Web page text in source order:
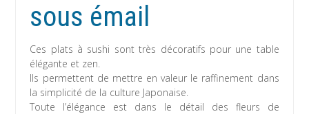
sous émail
Ces plats à sushi sont très décoratifs pour une table
élégante et zen.
Ils permettent de mettre en valeur le raffinement dans
la simplicité de la culture Japonaise.
Toute l’élégance est dans le détail des fleurs de